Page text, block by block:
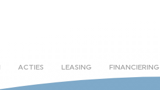
ACTIES LEASING FINANCIERING